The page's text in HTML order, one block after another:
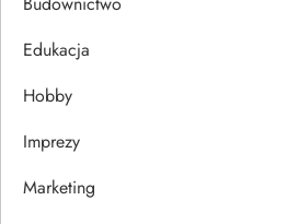
a
w
Edukacja
Hobby
Imprezy
Marketing